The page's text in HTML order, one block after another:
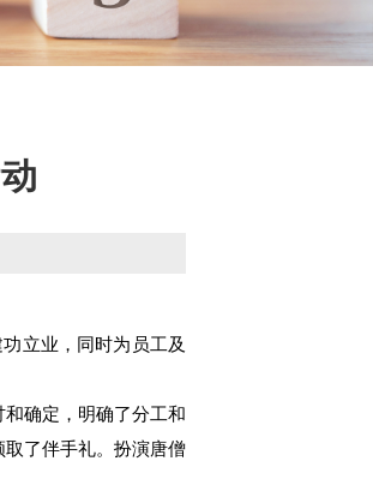
立业，同时为员工及
确定，明确了分工和
了伴手礼。扮演唐僧